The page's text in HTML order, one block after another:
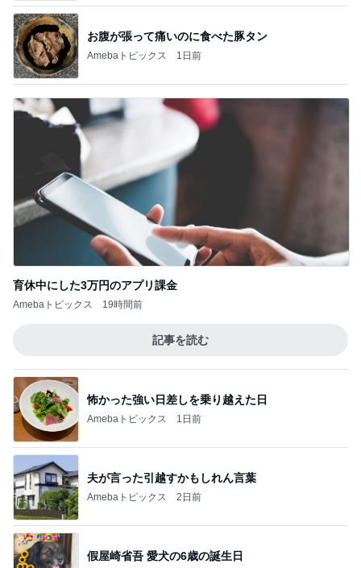
お腹が張って痛いのに食べた豚タン
Amebaトピックス 1日前
育休中にした3万円のアプリ課金
Amebaトピックス 19時間前
記事を読む
怖かった強い日差しを乗り越えた日
Amebaトピックス 1日前
夫が言った引越すかもしれん言葉
Amebaトピックス 2日前
假屋崎省吾 愛犬の6歳の誕生日